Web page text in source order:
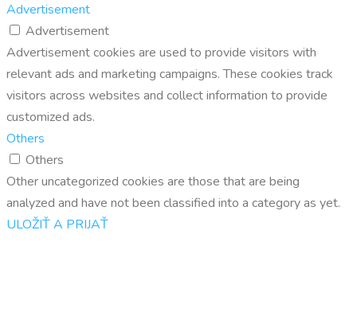
Advertisement
Advertisement
Advertisement cookies are used to provide visitors with
relevant ads and marketing campaigns. These cookies track
visitors across websites and collect information to provide
customized ads.
Others
Others
Other uncategorized cookies are those that are being
analyzed and have not been classified into a category as yet.
ULOŽIŤ A PRIJAŤ